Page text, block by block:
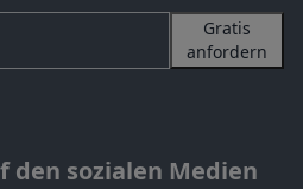
Gratis
anfordern
den sozialen Medien